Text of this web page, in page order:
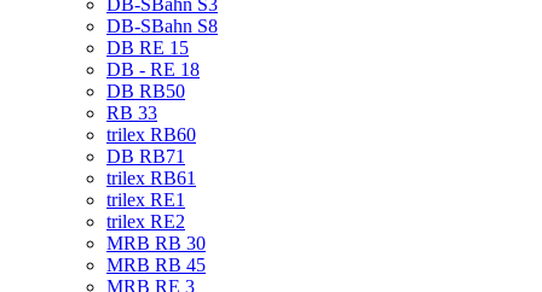
DB-SBahn S3
DB-SBahn S8
DB RE 15
DB - RE 18
DB RB50
RB 33
trilex RB60
DB RB71
trilex RB61
trilex RE1
trilex RE2
MRB RB 30
MRB RB 45
MRB RE 3